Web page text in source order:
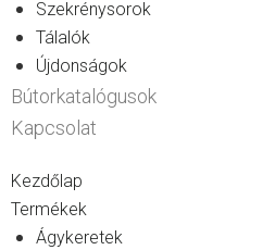
Szekrénysorok
Tálalók
Újdonságok
Bútorkatalógusok
Kapcsolat
Kezdőlap
Termékek
Ágykeretek